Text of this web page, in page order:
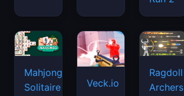
Mahjongg
Solitaire
Veck.io
Ragdoll
Archers